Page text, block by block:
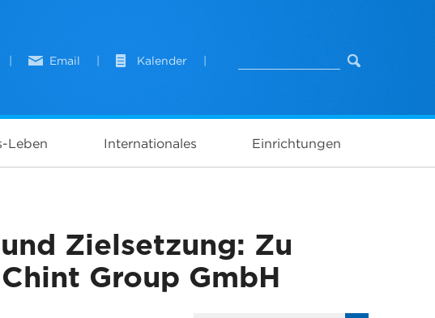
Email Kalender
Leben Internationales Einrichtungen
Zielsetzung: Zu
Group GmbH